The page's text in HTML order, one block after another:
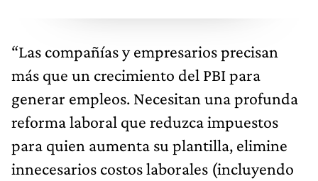
“Las compañías y empresarios precisan
más que un crecimiento del PBI para
generar empleos. Necesitan una profunda
reforma laboral que reduzca impuestos
para quien aumenta su plantilla, elimine
innecesarios costos laborales (incluyendo